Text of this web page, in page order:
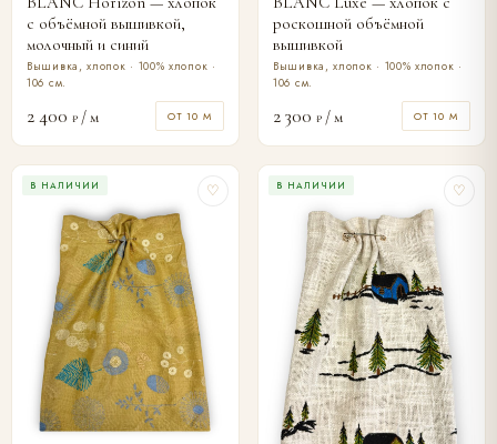
с объёмной вышивкой,
молочный и синий
Вышивка, хлопок · 100% хлопок ·
106 см.
2 400 ₽ / м ОТ 10 М
роскошной объёмной
вышивкой
Вышивка, хлопок · 100% хлопок ·
106 см.
2 300 ₽ / м ОТ 10 М
В НАЛИЧИИ ♡ В НАЛИЧИИ ♡